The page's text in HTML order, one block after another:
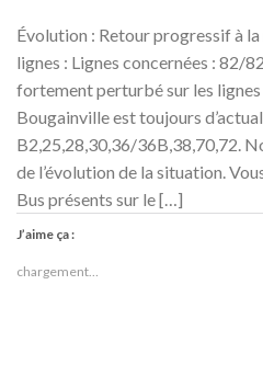
Évolution : Retour progressif à
lignes : Lignes concernées : 82/
fortement perturbé sur les lignes
Bougainville est toujours
B2,25,28,30,36/36B,38,70,72.
de l’évolution de la situation.
Bus présents sur le […]
J’aime ça :
chargement…